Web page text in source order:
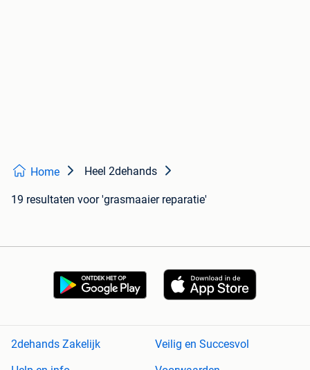
Home Heel 2dehands
19 resultaten voor 'grasmaaier reparatie'
2dehands Zakelijk
Veilig en Succesvol